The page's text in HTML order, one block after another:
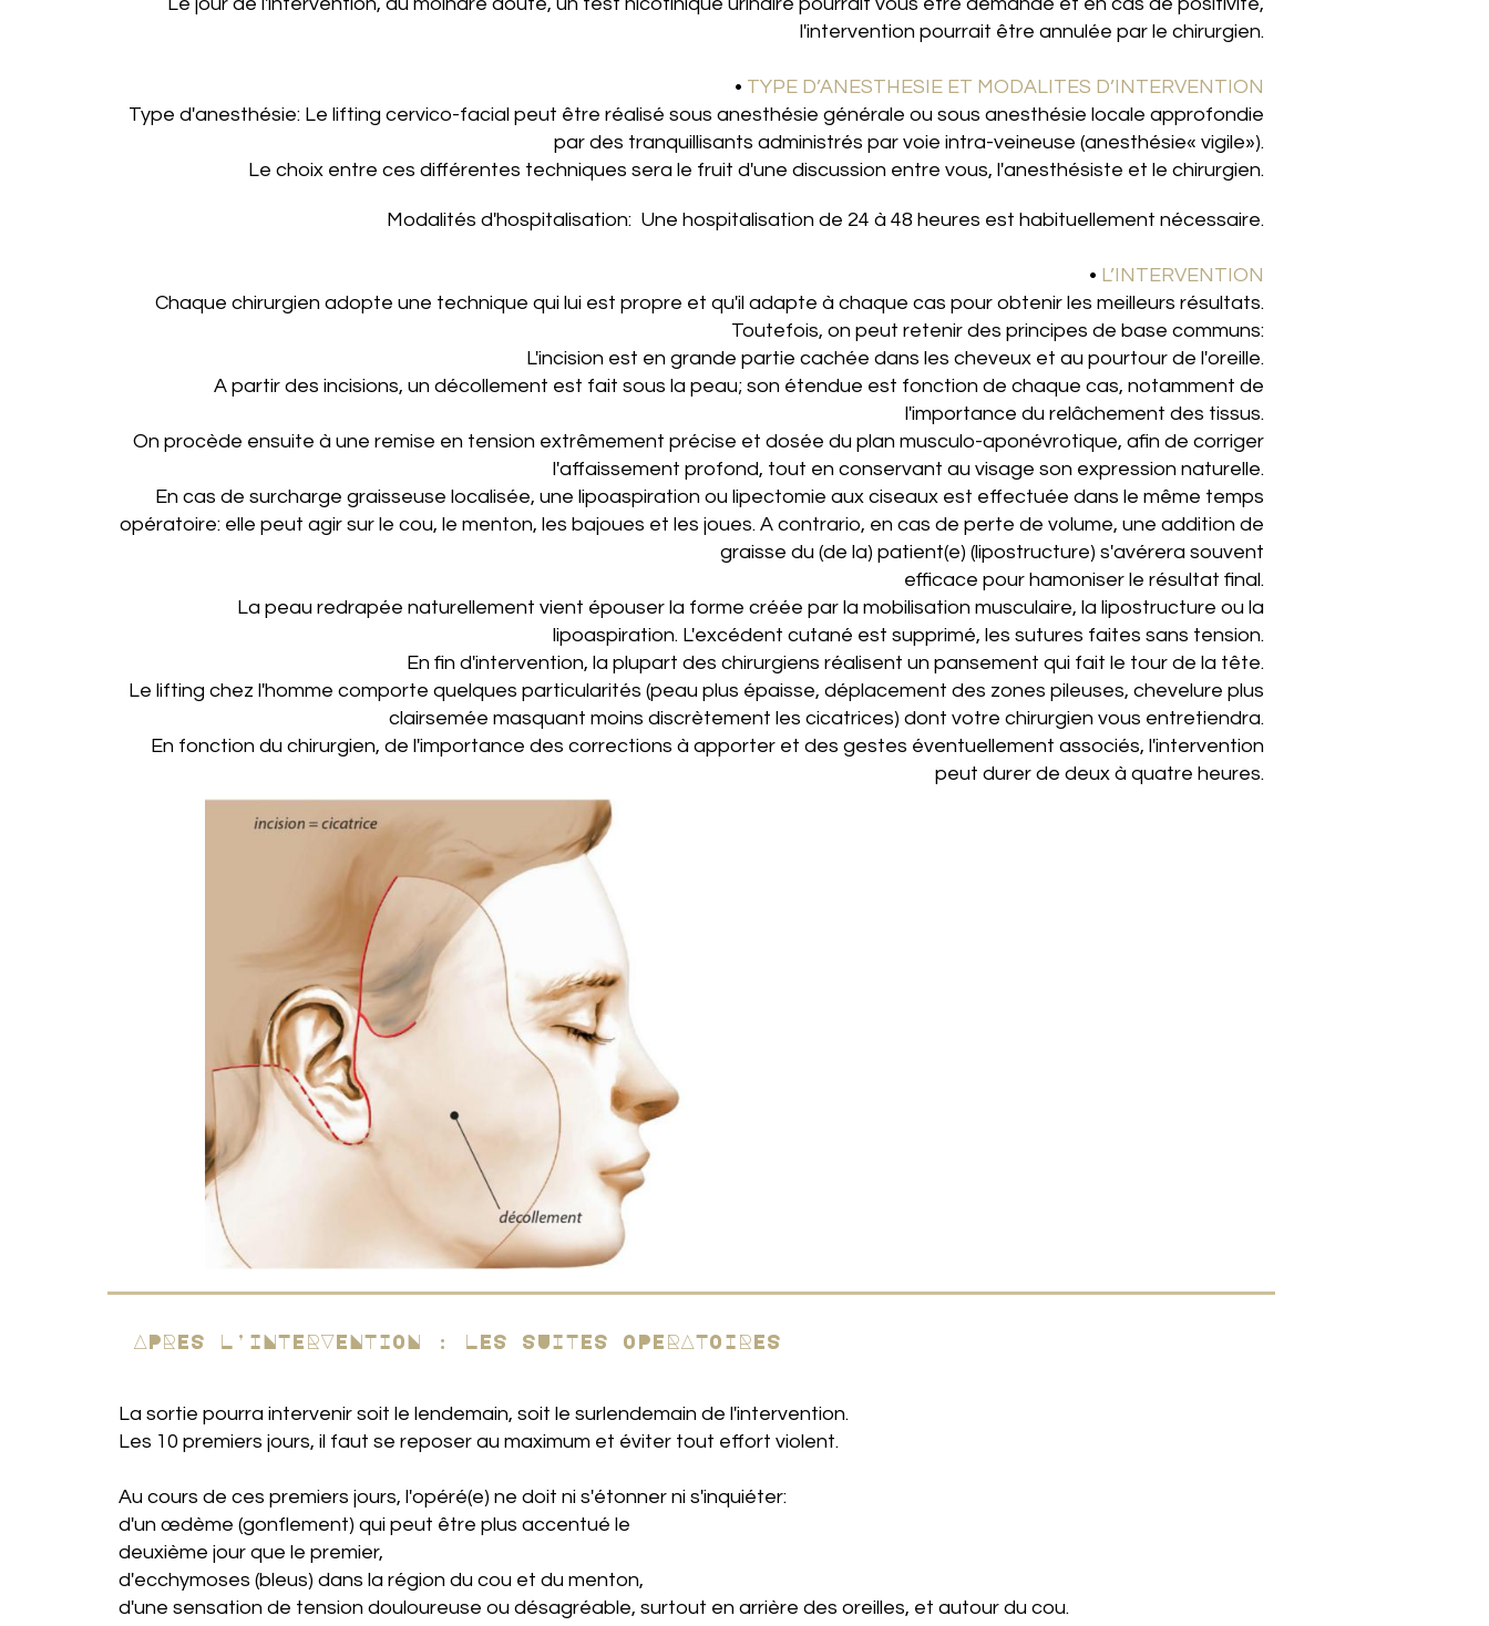
l'intervention pourrait être annulée par le chirurgien.
• TYPE D’ANESTHESIE ET MODALITES D’INTERVENTION
Type d'anesthésie: Le lifting cervico-facial peut être réalisé sous anesthésie générale ou sous anesthésie locale approfondie
par des tranquillisants administrés par voie intra-veineuse (anesthésie« vigile»).
Le choix entre ces différentes techniques sera le fruit d'une discussion entre vous, l'anesthésiste et le chirurgien.
Modalités d'hospitalisation: Une hospitalisation de 24 à 48 heures est habituellement nécessaire.
• L’INTERVENTION
Chaque chirurgien adopte une technique qui lui est propre et qu'il adapte à chaque cas pour obtenir les meilleurs résultats.
Toutefois, on peut retenir des principes de base communs:
L'incision est en grande partie cachée dans les cheveux et au pourtour de l'oreille.
A partir des incisions, un décollement est fait sous la peau; son étendue est fonction de chaque cas, notamment de
l'importance du relâchement des tissus.
On procède ensuite à une remise en tension extrêmement précise et dosée du plan musculo-aponévrotique, afin de corriger
l'affaissement profond, tout en conservant au visage son expression naturelle.
En cas de surcharge graisseuse localisée, une lipoaspiration ou lipectomie aux ciseaux est effectuée dans le même temps
opératoire: elle peut agir sur le cou, le menton, les bajoues et les joues. A contrario, en cas de perte de volume, une addition de
graisse du (de la) patient(e) (lipostructure) s'avérera souvent
efficace pour hamoniser le résultat final.
La peau redrapée naturellement vient épouser la forme créée par la mobilisation musculaire, la lipostructure ou la
lipoaspiration. L'excédent cutané est supprimé, les sutures faites sans tension.
En fin d'intervention, la plupart des chirurgiens réalisent un pansement qui fait le tour de la tête.
Le lifting chez l'homme comporte quelques particularités (peau plus épaisse, déplacement des zones pileuses, chevelure plus
clairsemée masquant moins discrètement les cicatrices) dont votre chirurgien vous entretiendra.
En fonction du chirurgien, de l'importance des corrections à apporter et des gestes éventuellement associés, l'intervention
peut durer de deux à quatre heures.
APRES L’INTERVENTION : LES SUITES OPERATOIRES
La sortie pourra intervenir soit le lendemain, soit le surlendemain de l'intervention.
Les 10 premiers jours, il faut se reposer au maximum et éviter tout effort violent.
Au cours de ces premiers jours, l'opéré(e) ne doit ni s'étonner ni s'inquiéter:
d'un œdème (gonflement) qui peut être plus accentué le
deuxième jour que le premier,
d'ecchymoses (bleus) dans la région du cou et du menton,
d'une sensation de tension douloureuse ou désagréable, surtout en arrière des oreilles, et autour du cou.